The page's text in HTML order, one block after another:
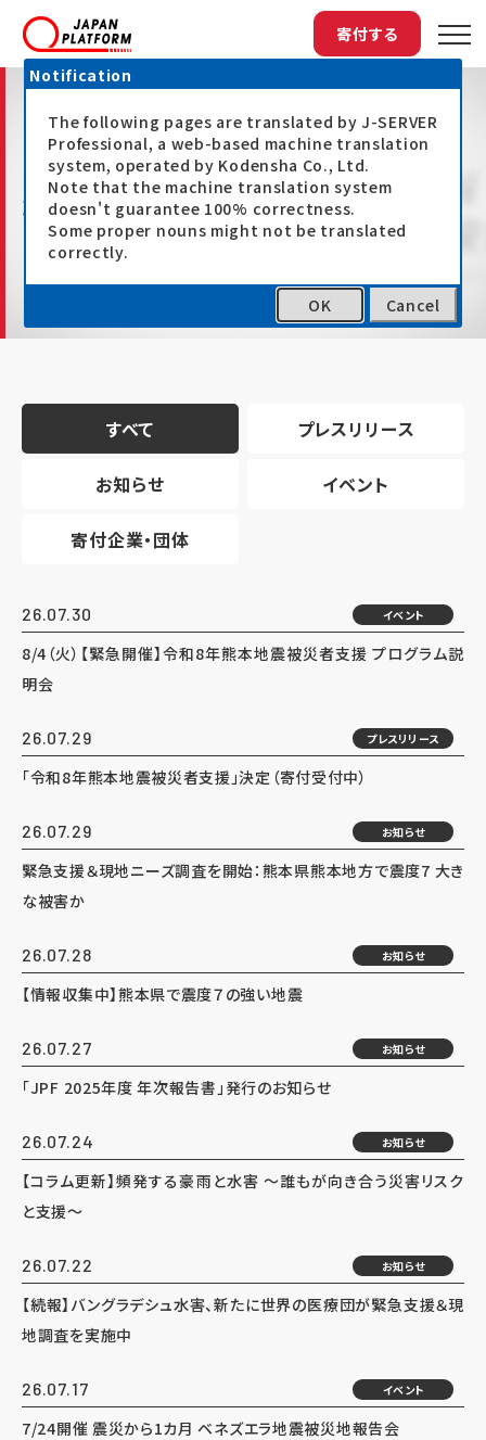
寄付する
最新情報
すべて プレスリリース
お知らせ イベント
寄付企業・団体
26.07.30 イベント
8/4（火）【緊急開催】令和8年熊本地震被災者支援 プログラム説
明会
26.07.29 プレスリリース
「令和8年熊本地震被災者支援」決定（寄付受付中）
26.07.29 お知らせ
緊急支援＆現地ニーズ調査を開始：熊本県熊本地方で震度7 大き
な被害か
26.07.28 お知らせ
【情報収集中】熊本県で震度７の強い地震
26.07.27 お知らせ
「JPF 2025年度 年次報告書」発行のお知らせ
26.07.24 お知らせ
【コラム更新】頻発する豪雨と水害 ～誰もが向き合う災害リスク
と支援～
26.07.22 お知らせ
【続報】バングラデシュ水害、新たに世界の医療団が緊急支援＆現
地調査を実施中
26.07.17 イベント
7/24開催 震災から1カ月 ベネズエラ地震被災地報告会
Notification
The following pages are translated by J-SERVER
Professional, a web-based machine translation
system, operated by Kodensha Co., Ltd.
Note that the machine translation system
doesn't guarantee 100% correctness.
Some proper nouns might not be translated
correctly.
OK Cancel